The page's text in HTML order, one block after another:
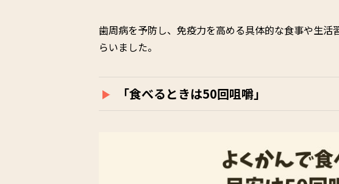
歯周病を予防し、免疫力を高める具体的な食事や生活
らいました。
「食べるときは50回咀嚼」